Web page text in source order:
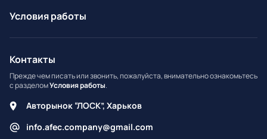
Условия работы
Контакты
Прежде чем писать или звонить, пожалуйста, внимательно ознакомьтесь
с разделомУсловия работы.
Авторынок “ЛОСК”, Харьков
info.afec.company@gmail.com